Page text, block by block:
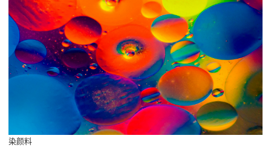
染颜料